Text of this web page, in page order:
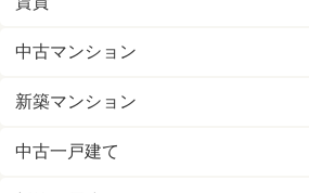
中古マンション
新築マンション
中古一戸建て